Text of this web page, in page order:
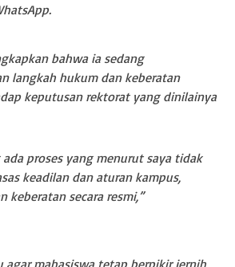
bahwa ia sedang
langkah hukum dan keberatan
keputusan rektorat yang dinilainya
ada proses yang menurut saya tidak
keadilan dan aturan kampus,
keberatan secara resmi,”